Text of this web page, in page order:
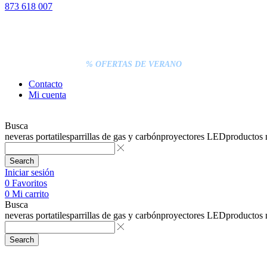
873 618 007
% OFERTAS DE VERANO
Contacto
Mi cuenta
Busca
neveras portatilesparrillas de gas y carbónproyectores LEDproductos
Search
Iniciar sesión
0 Favoritos
0 Mi carrito
Busca
neveras portatilesparrillas de gas y carbónproyectores LEDproductos
Search